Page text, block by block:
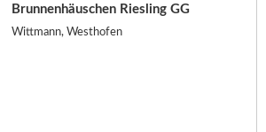
Brunnenhäuschen Riesling GG
Wittmann, Westhofen